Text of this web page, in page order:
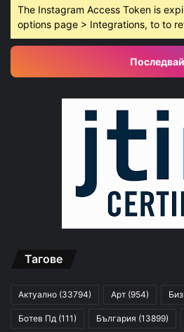
The Instagram Access Token is
options page > Integrations, to to
Тагове
Актуално (33794) Арт (954)
Ботев Пд (111) България (13899)